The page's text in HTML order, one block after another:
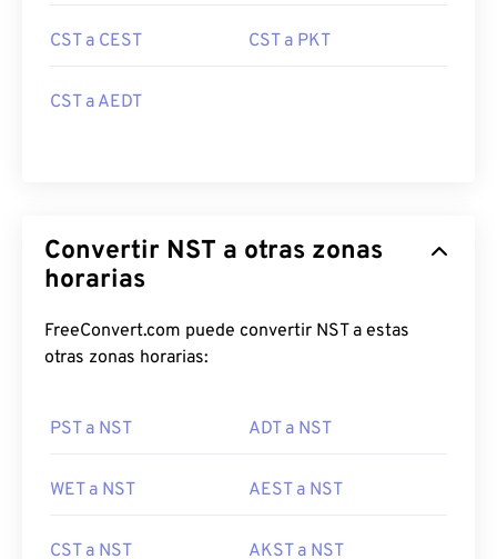
CST a CEST CST a PKT
CST a AEDT
Convertir NST a otras zonas
horarias
FreeConvert.com puede convertir NST a estas
otras zonas horarias:
PST a NST ADT a NST
WET a NST AEST a NST
CST a NST AKST a NST